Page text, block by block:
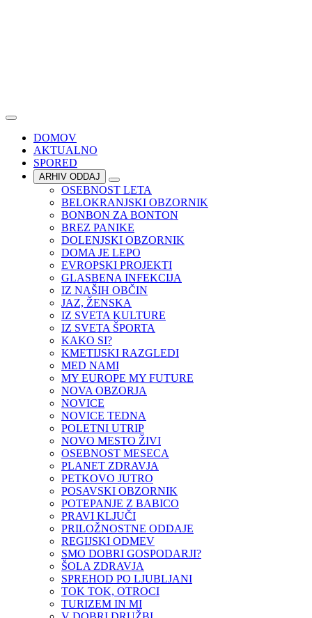
DOMOV
AKTUALNO
SPORED
ARHIV ODDAJ
OSEBNOST LETA
BELOKRANJSKI OBZORNIK
BONBON ZA BONTON
BREZ PANIKE
DOLENJSKI OBZORNIK
DOMA JE LEPO
EVROPSKI PROJEKTI
GLASBENA INFEKCIJA
IZ NAŠIH OBČIN
JAZ, ŽENSKA
IZ SVETA KULTURE
IZ SVETA ŠPORTA
KAKO SI?
KMETIJSKI RAZGLEDI
MED NAMI
MY EUROPE MY FUTURE
NOVA OBZORJA
NOVICE
NOVICE TEDNA
POLETNI UTRIP
NOVO MESTO ŽIVI
OSEBNOST MESECA
PLANET ZDRAVJA
PETKOVO JUTRO
POSAVSKI OBZORNIK
POTEPANJE Z BABICO
PRAVI KLJUČI
PRILOŽNOSTNE ODDAJE
REGIJSKI ODMEV
SMO DOBRI GOSPODARJI?
ŠOLA ZDRAVJA
SPREHOD PO LJUBLJANI
TOK TOK, OTROCI
TURIZEM IN MI